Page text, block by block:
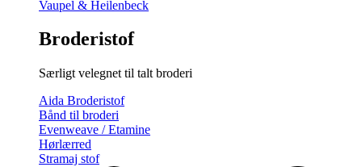
Vaupel & Heilenbeck
Broderistof
Særligt velegnet til talt broderi
Aida Broderistof
Bånd til broderi
Evenweave / Etamine
Hørlærred
Stramaj stof